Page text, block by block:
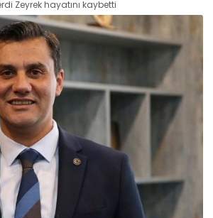
Zeyrek hayatını kaybetti